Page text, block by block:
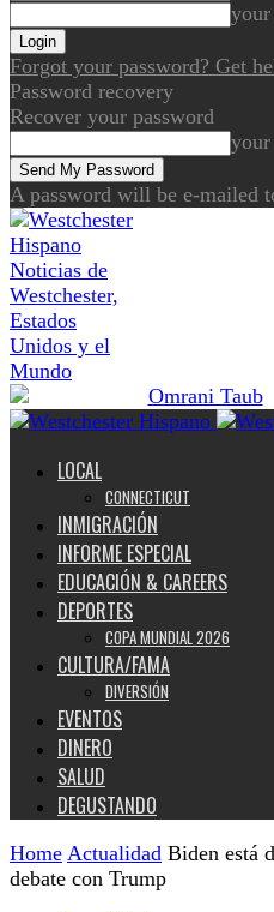
your
Forgot your password? Get
Password recovery
Recover your password
A password will be e-mailed
Noticias de
Westchester,
Estados
Unidos y el
Mundo
LOCAL
CONNECTICUT
INMIGRACIÓN
INFORME ESPECIAL
EDUCACIÓN & CAREERS
DEPORTES
COPA MUNDIAL 2026
CULTURA/FAMA
DIVERSIÓN
EVENTOS
DINERO
SALUD
DEGUSTANDO
Home Actualidad Biden está
debate con Trump